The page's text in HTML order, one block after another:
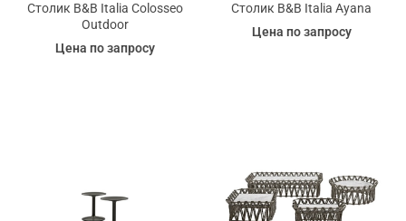
Столик B&B Italia Colosseo
Outdoor
Цена по запросу
Столик B&B Italia Ayana
Цена по запросу